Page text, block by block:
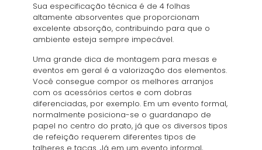
Sua especificação técnica é de 4 folhas
altamente absorventes que proporcionam
excelente absorção, contribuindo para que o
ambiente esteja sempre impecável.
Uma grande dica de montagem para mesas e
eventos em geral é a valorização dos elementos.
Você consegue compor os melhores arranjos
com os acessórios certos e com dobras
diferenciadas, por exemplo. Em um evento formal,
normalmente posiciona-se o guardanapo de
papel no centro do prato, já que os diversos tipos
de refeição requerem diferentes tipos de